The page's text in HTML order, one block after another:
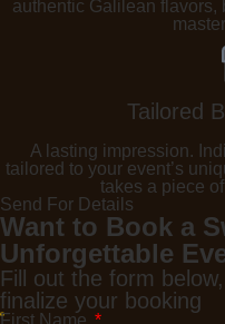
authentic Galilean
Tailored
A lasting impression.
tailored to your event’s
takes a piece
Send For Details
Want to Book a
Unforgettable
Fill out the form
finalize your booking
First Name